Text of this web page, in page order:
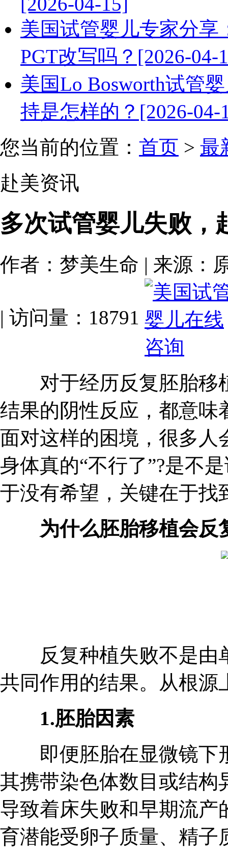
美国试管婴儿专家分享
PGT改写吗？[2026-04-
美国Lo Bosworth试管
持是怎样的？[2026-04-
您当前的位置： 首页 > 最
赴美资讯
多次试管婴儿失败，
作者：梦美生命 | 来源：
| 访问量：18791
对于经历反复胚胎移
结果的阴性反应，都意味
面对这样的困境，很多人
身体真的“不行了”?是不
于没有希望，关键在于找
为什么胚胎移植会反
反复种植失败不是由
共同作用的结果。从根源
1.胚胎因素
即便胚胎在显微镜下
其携带染色体数目或结构
导致着床失败和早期流产
育潜能受卵子质量、精子